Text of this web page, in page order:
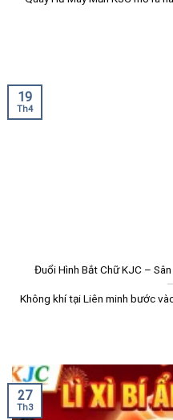
Đuổi Hình Bắt Chữ KJC –
Không khí tại Liên minh bước
19
Th4
27
Th3